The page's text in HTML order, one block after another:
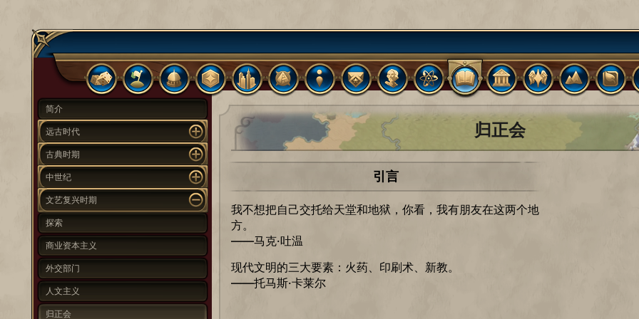
简介
远古时代
古典时期
中世纪
文艺复兴时期
探索
商业资本主义
外交部门
人文主义
归正会
归正会
引言
我不想把自己交托给天堂和地狱，你看，我有朋友在这两个地
方。
——马克·吐温
现代文明的三大要素：火药、印刷术、新教。
——托马斯·卡莱尔